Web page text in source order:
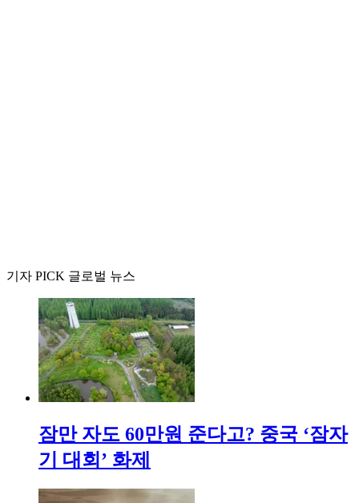
기자 PICK 글로벌 뉴스
잠만 자도 60만원 준다고? 중국 ‘잠자
기 대회’ 화제